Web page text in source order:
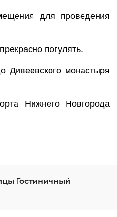
для проведения
погулять.
Дивеевского монастыря
Нижнего Новгорода
Гостиничный